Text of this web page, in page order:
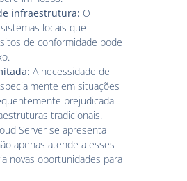
infraestrutura: O
locais que
de conformidade pode
A necessidade de
em situações
prejudicada
tradicionais.
Server se apresenta
apenas atende a esses
novas oportunidades para